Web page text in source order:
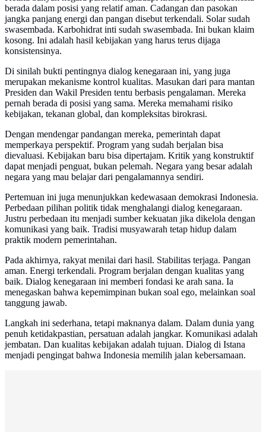
berada dalam posisi yang relatif aman. Cadangan dan pasokan
jangka panjang energi dan pangan disebut terkendali. Solar sudah
swasembada. Karbohidrat inti sudah swasembada. Ini bukan klaim
kosong. Ini adalah hasil kebijakan yang harus terus dijaga
konsistensinya.
Di sinilah bukti pentingnya dialog kenegaraan ini, yang juga
merupakan mekanisme kontrol kualitas. Masukan dari para mantan
Presiden dan Wakil Presiden tentu berbasis pengalaman. Mereka
pernah berada di posisi yang sama. Mereka memahami risiko
kebijakan, tekanan global, dan kompleksitas birokrasi.
Dengan mendengar pandangan mereka, pemerintah dapat
memperkaya perspektif. Program yang sudah berjalan bisa
dievaluasi. Kebijakan baru bisa dipertajam. Kritik yang konstruktif
dapat menjadi penguat, bukan pelemah. Negara yang besar adalah
negara yang mau belajar dari pengalamannya sendiri.
Pertemuan ini juga menunjukkan kedewasaan demokrasi Indonesia.
Perbedaan pilihan politik tidak menghalangi dialog kenegaraan.
Justru perbedaan itu menjadi sumber kekuatan jika dikelola dengan
komunikasi yang baik. Tradisi musyawarah tetap hidup dalam
praktik modern pemerintahan.
Pada akhirnya, rakyat menilai dari hasil. Stabilitas terjaga. Pangan
aman. Energi terkendali. Program berjalan dengan kualitas yang
baik. Dialog kenegaraan ini memberi fondasi ke arah sana. Ia
menegaskan bahwa kepemimpinan bukan soal ego, melainkan soal
tanggung jawab.
Langkah ini sederhana, tetapi maknanya dalam. Dalam dunia yang
penuh ketidakpastian, persatuan adalah jangkar. Komunikasi adalah
jembatan. Dan kualitas kebijakan adalah tujuan. Dialog di Istana
menjadi pengingat bahwa Indonesia memilih jalan kebersamaan.